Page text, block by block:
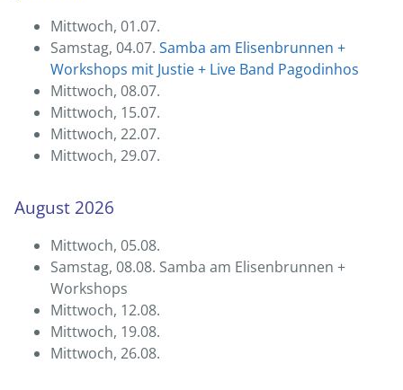
Mittwoch, 01.07.
Samstag, 04.07. Samba am Elisenbrunnen +
Workshops mit Justie + Live Band Pagodinhos
Mittwoch, 08.07.
Mittwoch, 15.07.
Mittwoch, 22.07.
Mittwoch, 29.07.
August 2026
Mittwoch, 05.08.
Samstag, 08.08. Samba am Elisenbrunnen +
Workshops
Mittwoch, 12.08.
Mittwoch, 19.08.
Mittwoch, 26.08.